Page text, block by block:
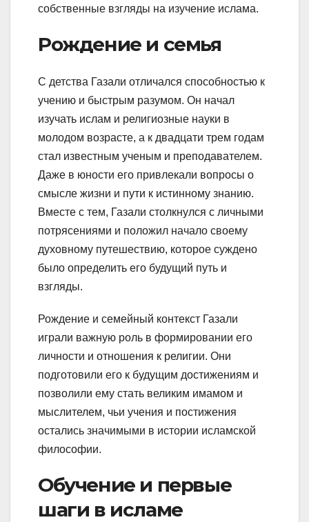
собственные взгляды на изучение ислама.
Рождение и семья
С детства Газали отличался способностью к
учению и быстрым разумом. Он начал
изучать ислам и религиозные науки в
молодом возрасте, а к двадцати трем годам
стал известным ученым и преподавателем.
Даже в юности его привлекали вопросы о
смысле жизни и пути к истинному знанию.
Вместе с тем, Газали столкнулся с личными
потрясениями и положил начало своему
духовному путешествию, которое суждено
было определить его будущий путь и
взгляды.
Рождение и семейный контекст Газали
играли важную роль в формировании его
личности и отношения к религии. Они
подготовили его к будущим достижениям и
позволили ему стать великим имамом и
мыслителем, чьи учения и постижения
остались значимыми в истории исламской
философии.
Обучение и первые
шаги в исламе